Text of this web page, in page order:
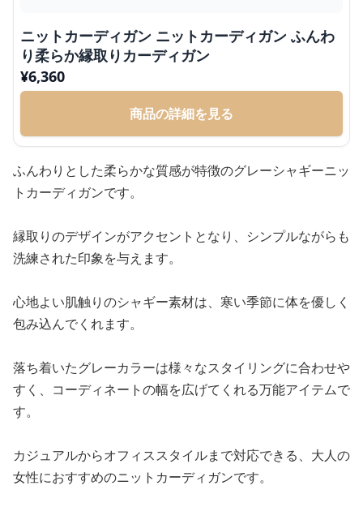
ニットカーディガン ニットカーディガン ふんわ
り柔らか縁取りカーディガン
¥6,360
商品の詳細を見る
ふんわりとした柔らかな質感が特徴のグレーシャギーニッ
トカーディガンです。
縁取りのデザインがアクセントとなり、シンプルながらも
洗練された印象を与えます。
心地よい肌触りのシャギー素材は、寒い季節に体を優しく
包み込んでくれます。
落ち着いたグレーカラーは様々なスタイリングに合わせや
すく、コーディネートの幅を広げてくれる万能アイテムで
す。
カジュアルからオフィススタイルまで対応できる、大人の
女性におすすめのニットカーディガンです。